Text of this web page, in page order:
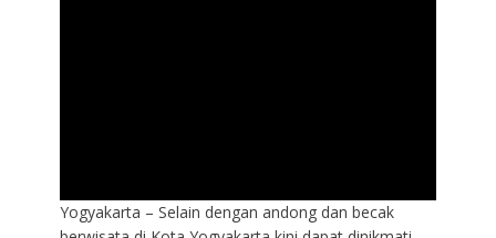
Yogyakarta – Selain dengan andong dan becak